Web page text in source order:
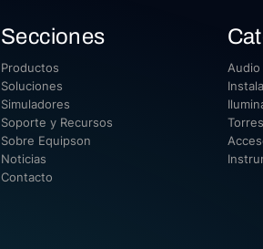
Secciones
Productos
Soluciones
Simuladores
Soporte y Recursos
Sobre Equipson
Noticias
Contacto
Audio